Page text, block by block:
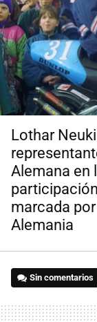
Lothar
Alemana en
marcada
Alemania
Sin comentarios